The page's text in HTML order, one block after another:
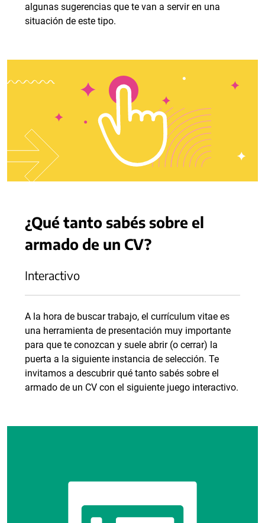
algunas sugerencias que te van a servir en una
situación de este tipo.
¿Qué tanto sabés sobre el
armado de un CV?
Interactivo
A la hora de buscar trabajo, el currículum vitae es
una herramienta de presentación muy importante
para que te conozcan y suele abrir (o cerrar) la
puerta a la siguiente instancia de selección. Te
invitamos a descubrir qué tanto sabés sobre el
armado de un CV con el siguiente juego interactivo.